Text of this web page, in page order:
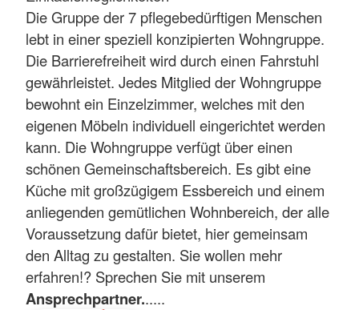
Die Gruppe der 7 pflegebedürftigen Menschen
lebt in einer speziell konzipierten Wohngruppe.
Die Barrierefreiheit wird durch einen Fahrstuhl
gewährleistet. Jedes Mitglied der Wohngruppe
bewohnt ein Einzelzimmer, welches mit den
eigenen Möbeln individuell eingerichtet werden
kann. Die Wohngruppe verfügt über einen
schönen Gemeinschaftsbereich. Es gibt eine
Küche mit großzügigem Essbereich und einem
anliegenden gemütlichen Wohnbereich, der alle
Voraussetzung dafür bietet, hier gemeinsam
den Alltag zu gestalten. Sie wollen mehr
erfahren!? Sprechen Sie mit unserem
Ansprechpartner......